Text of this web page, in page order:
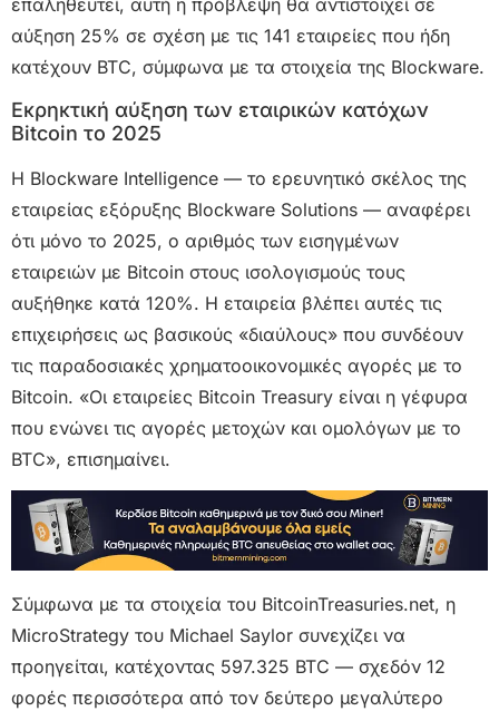
αύξηση 25% σε σχέση με τις 141 εταιρείες που ήδη
κατέχουν BTC, σύμφωνα με τα στοιχεία της Blockware.
Εκρηκτική αύξηση των εταιρικών κατόχων
Bitcoin το 2025
Η Blockware Intelligence — το ερευνητικό σκέλος της
εταιρείας εξόρυξης Blockware Solutions — αναφέρει
ότι μόνο το 2025, ο αριθμός των εισηγμένων
εταιρειών με Bitcoin στους ισολογισμούς τους
αυξήθηκε κατά 120%. Η εταιρεία βλέπει αυτές τις
επιχειρήσεις ως βασικούς «διαύλους» που συνδέουν
τις παραδοσιακές χρηματοοικονομικές αγορές με το
Bitcoin. «Οι εταιρείες Bitcoin Treasury είναι η γέφυρα
που ενώνει τις αγορές μετοχών και ομολόγων με το
BTC», επισημαίνει.
Σύμφωνα με τα στοιχεία του BitcoinTreasuries.net, η
MicroStrategy του Michael Saylor συνεχίζει να
προηγείται, κατέχοντας 597.325 BTC — σχεδόν 12
φορές περισσότερα από τον δεύτερο μεγαλύτερο